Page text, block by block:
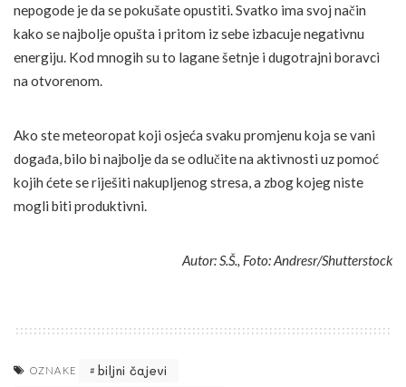
nepogode je da se pokušate opustiti. Svatko ima svoj način
kako se najbolje opušta i pritom iz sebe izbacuje negativnu
energiju. Kod mnogih su to lagane šetnje i dugotrajni boravci
na otvorenom.
Ako ste meteoropat koji osjeća svaku promjenu koja se vani
događa, bilo bi najbolje da se odlučite na aktivnosti uz pomoć
kojih ćete se riješiti nakupljenog stresa, a zbog kojeg niste
mogli biti produktivni.
Autor: S.Š., Foto: Andresr/Shutterstock
OZNAKE
biljni čajevi